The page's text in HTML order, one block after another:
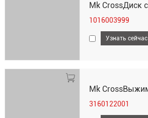
1016003999
Узнать сейчас
3160122001